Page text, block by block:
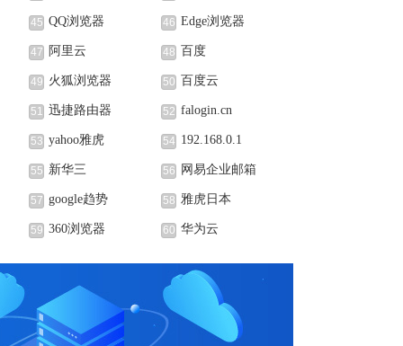
心
45 QQ浏览器 46 Edge浏览器
47 阿里云 48 百度
49 火狐浏览器 50 百度云
51 迅捷路由器 52 falogin.cn
53 yahoo雅虎 54 192.168.0.1
55 新华三 56 网易企业邮箱
57 google趋势 58 雅虎日本
59 360浏览器 60 华为云